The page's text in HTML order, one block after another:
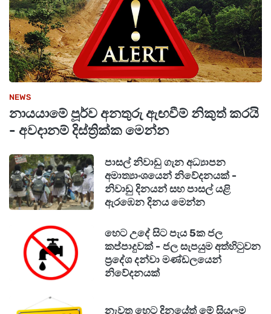
NEWS
නායයාමේ පූර්ව අනතුරු ඇඟවීම් නිකුත් කරයි
- අවදානම් දිස්ත්‍රික්ක මෙන්න
පාසල් නිවාඩු ගැන අධ්‍යාපන
අමාත්‍යාංශයෙන් නිවේදනයක් -
නිවාඩු දිනයන් සහ පාසල් යළි
ඇරඹෙන දිනය මෙන්න
හෙට උදේ සිට පැය 5ක ජල
කප්පාදුවක් - ජල සැපයුම අත්හිටුවන
ප්‍රදේශ දන්වා මණ්ඩලයෙන්
නිවේදනයක්
නැවත හෙට දිනයේත් මේ සියලුම